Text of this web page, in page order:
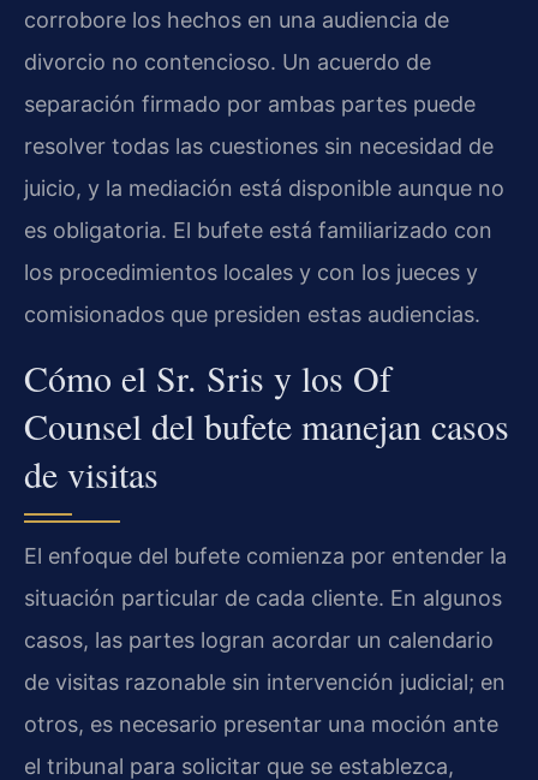
corrobore los hechos en una audiencia de
divorcio no contencioso. Un acuerdo de
separación firmado por ambas partes puede
resolver todas las cuestiones sin necesidad de
juicio, y la mediación está disponible aunque no
es obligatoria. El bufete está familiarizado con
los procedimientos locales y con los jueces y
comisionados que presiden estas audiencias.
Cómo el Sr. Sris y los Of
Counsel del bufete manejan casos
de visitas
El enfoque del bufete comienza por entender la
situación particular de cada cliente. En algunos
casos, las partes logran acordar un calendario
de visitas razonable sin intervención judicial; en
otros, es necesario presentar una moción ante
el tribunal para solicitar que se establezca,